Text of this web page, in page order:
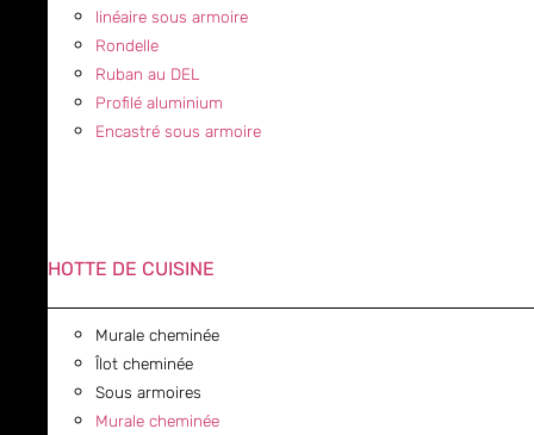
linéaire sous armoire
Rondelle
Ruban au DEL
Profilé aluminium
Encastré sous armoire
HOTTE DE CUISINE
Murale cheminée
Îlot cheminée
Sous armoires
Murale cheminée